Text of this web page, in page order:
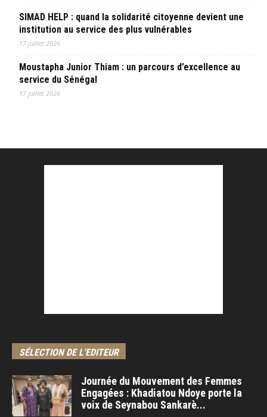
SIMAD HELP : quand la solidarité citoyenne devient une
institution au service des plus vulnérables
17 juillet 2026
Moustapha Junior Thiam : un parcours d’excellence au
service du Sénégal
17 juillet 2026
SÉLECTION DE L'EDITEUR
Journée du Mouvement des Femmes
Engagées : Khadiatou Ndoye porte la
voix de Seynabou Sankarè...